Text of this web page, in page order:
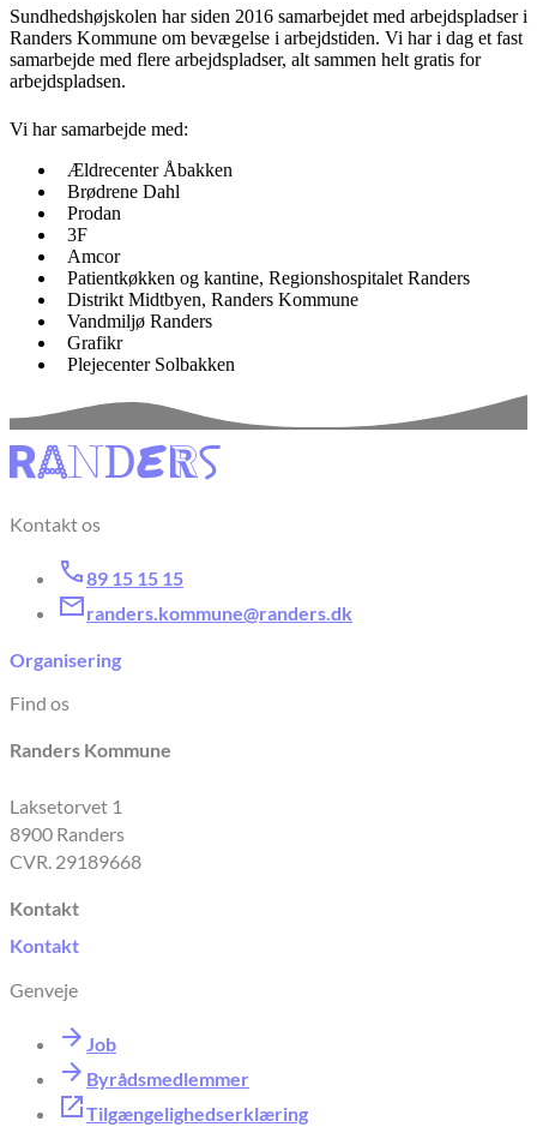
Sundhedshøjskolen har siden 2016 samarbejdet med arbejdspladser i
Randers Kommune om bevægelse i arbejdstiden. Vi har i dag et fast
samarbejde med flere arbejdspladser, alt sammen helt gratis for
arbejdspladsen.
Vi har samarbejde med:
Ældrecenter Åbakken
Brødrene Dahl
Prodan
3F
Amcor
Patientkøkken og kantine, Regionshospitalet Randers
Distrikt Midtbyen, Randers Kommune
Vandmiljø Randers
Grafikr
Plejecenter Solbakken
Kontakt os
89 15 15 15
randers.kommune@randers.dk
Organisering
Find os
Randers Kommune
Laksetorvet 1
8900 Randers
CVR. 29189668
Kontakt
Kontakt
Genveje
Job
Byrådsmedlemmer
Tilgængelighedserklæring